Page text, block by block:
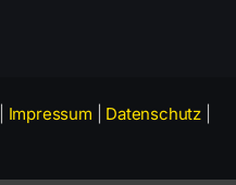
Impressum Datenschutz